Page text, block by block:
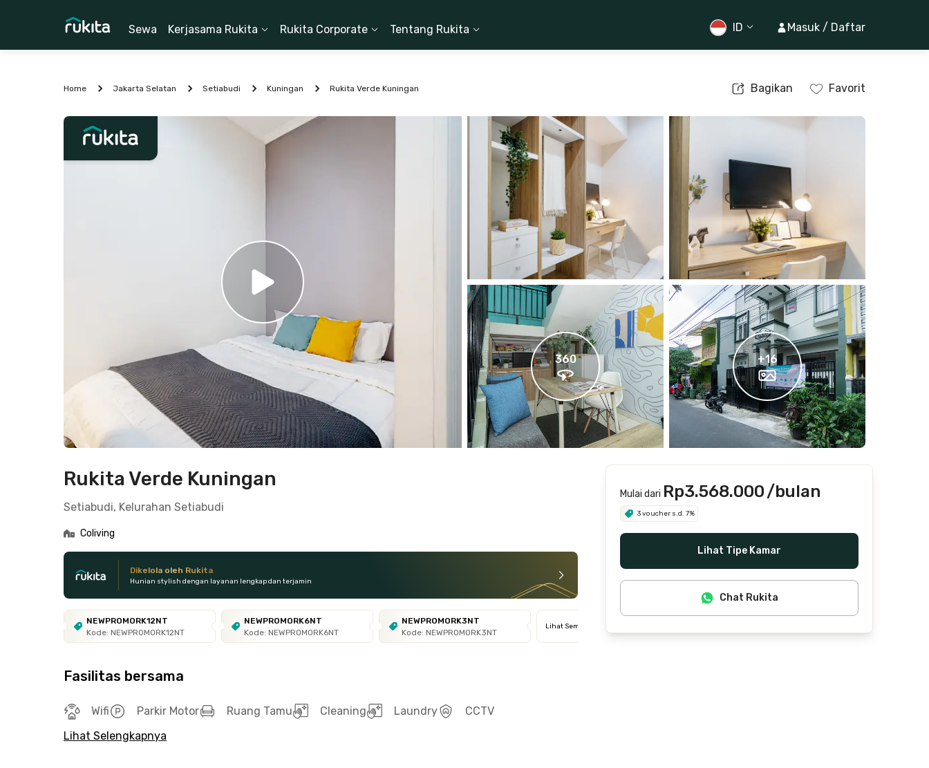
Sewa Kerjasama Rukita Rukita Corporate Tentang Rukita ID Masuk / Daftar
Home Jakarta Selatan Setiabudi Kuningan Rukita Verde Kuningan Bagikan Favorit
360 +16
Rukita Verde Kuningan
Setiabudi, Kelurahan Setiabudi
Coliving
Dikelola oleh Rukita
Hunian stylish dengan layanan lengkap dan terjamin
NEWPROMORK12NT
Kode: NEWPROMORK12NT
NEWPROMORK6NT
Kode: NEWPROMORK6NT
NEWPROMORK3NT
Kode: NEWPROMORK3NT
Lihat Semua
Fasilitas bersama
Wifi Parkir Motor Ruang Tamu Cleaning Laundry
CCTV
Lihat Selengkapnya
Mulai dari Rp3.568.000/bulan
3 voucher s.d. 7%
Lihat Tipe Kamar
Chat Rukita